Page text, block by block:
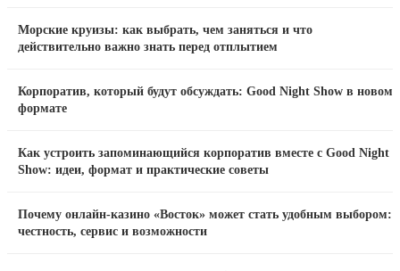
Морские круизы: как выбрать, чем заняться и что
действительно важно знать перед отплытием
Корпоратив, который будут обсуждать: Good Night Show в новом
формате
Как устроить запоминающийся корпоратив вместе с Good Night
Show: идеи, формат и практические советы
Почему онлайн-казино «Восток» может стать удобным выбором:
честность, сервис и возможности